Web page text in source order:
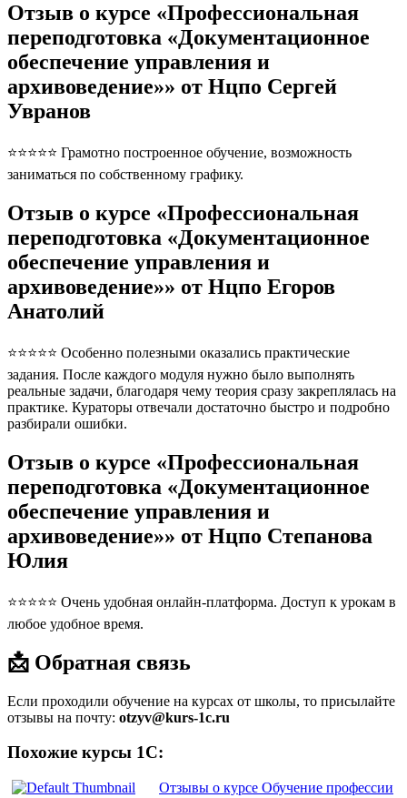
Отзыв о курсе «Профессиональная
переподготовка «Документационное
обеспечение управления и
архивоведение»» от Нцпо Сергей
Увранов
⭐⭐⭐⭐⭐ Грамотно построенное обучение, возможность
заниматься по собственному графику.
Отзыв о курсе «Профессиональная
переподготовка «Документационное
обеспечение управления и
архивоведение»» от Нцпо Егоров
Анатолий
⭐⭐⭐⭐⭐ Особенно полезными оказались практические
задания. После каждого модуля нужно было выполнять
реальные задачи, благодаря чему теория сразу закреплялась на
практике. Кураторы отвечали достаточно быстро и подробно
разбирали ошибки.
Отзыв о курсе «Профессиональная
переподготовка «Документационное
обеспечение управления и
архивоведение»» от Нцпо Степанова
Юлия
⭐⭐⭐⭐⭐ Очень удобная онлайн-платформа. Доступ к урокам в
любое удобное время.
📩 Обратная связь
Если проходили обучение на курсах от школы, то присылайте
отзывы на почту: otzyv@kurs-1c.ru
Похожие курсы 1С:
Отзывы о курсе Обучение профессии